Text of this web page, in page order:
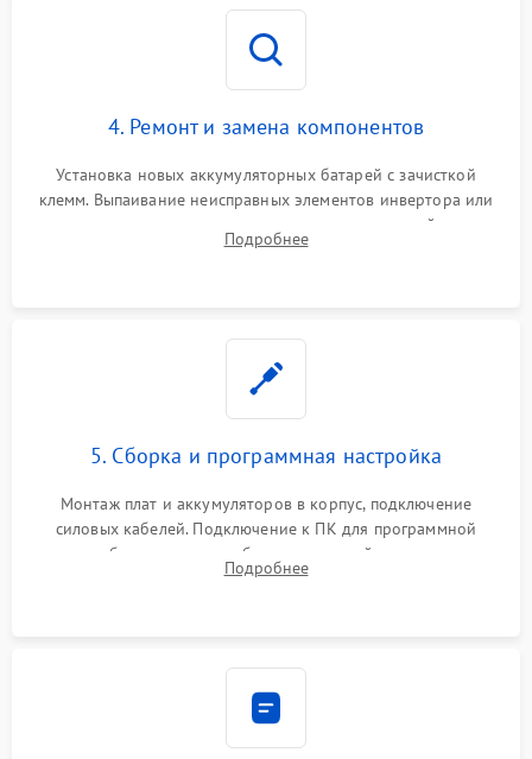
4. Ремонт и замена компонентов
Установка новых аккумуляторных батарей с зачисткой
клемм. Выпаивание неисправных элементов инвертора или
цепи зарядки и монтаж новых радиодеталей.
Восстановление поврежденных токоведущих дорожек и
Подробнее
5. Сборка и программная настройка
Монтаж плат и аккумуляторов в корпус, подключение
силовых кабелей. Подключение к ПК для программной
калибровки констант батареи, настройки порогов
срабатывания AVR и сброса счетчиков старения АКБ.
Подробнее